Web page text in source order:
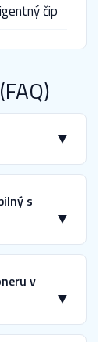
čip
▼
s
▼
v
▼